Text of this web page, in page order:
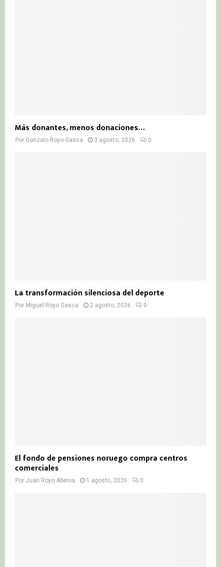
Más donantes, menos donaciones…
Por Gonzalo Royo Gasca 3 agosto, 2026 0
La transformación silenciosa del deporte
Por Miguel Royo Gasca 2 agosto, 2026 0
El fondo de pensiones noruego compra centros
comerciales
Por Juan Royo Abenia 1 agosto, 2026 0